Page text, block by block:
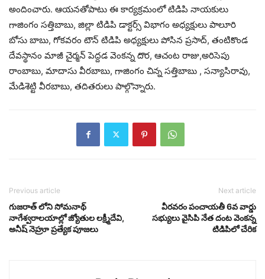
అందించారు. ఆయనతోపాటు ఈ కార్యక్రమంలో టిడిపి నాయకులు
గాజింగం సత్తిబాబు, జిల్లా టిడిపి డాక్టర్స్ విభాగం అధ్యక్షులు పాలూరి
బోసు బాబు, గోకవరం టౌన్ టిడిపి అధ్యక్షులు పోసిన ప్రసాద్, తంటికొండ
దేవస్థానం మాజీ చైర్మన్ పెద్దడ వెంకన్న దొర, ఆచంట రాజు,అరిసెపు
రాంబాబు, మాదాసు వీరబాబు, గాజింగం చిన్న సత్తిబాబు , సన్యాసిరావు,
మేడిశెట్టి వీరబాబు, తదితరులు పాల్గొన్నారు.
Previous article
గుజరాత్ లోని సోమనాథ్
నాగేశ్వరాలయాల్లో జ్యోతుల లక్ష్మీదేవి,
అనీష్ నెహ్రూ ప్రత్యేక పూజలు
Next article
వీరవరం పంచాయతీ 6వ వార్డు
సభ్యులు వైసిపి నేత దంట వెంకన్న
టిడిపిలో చేరిక